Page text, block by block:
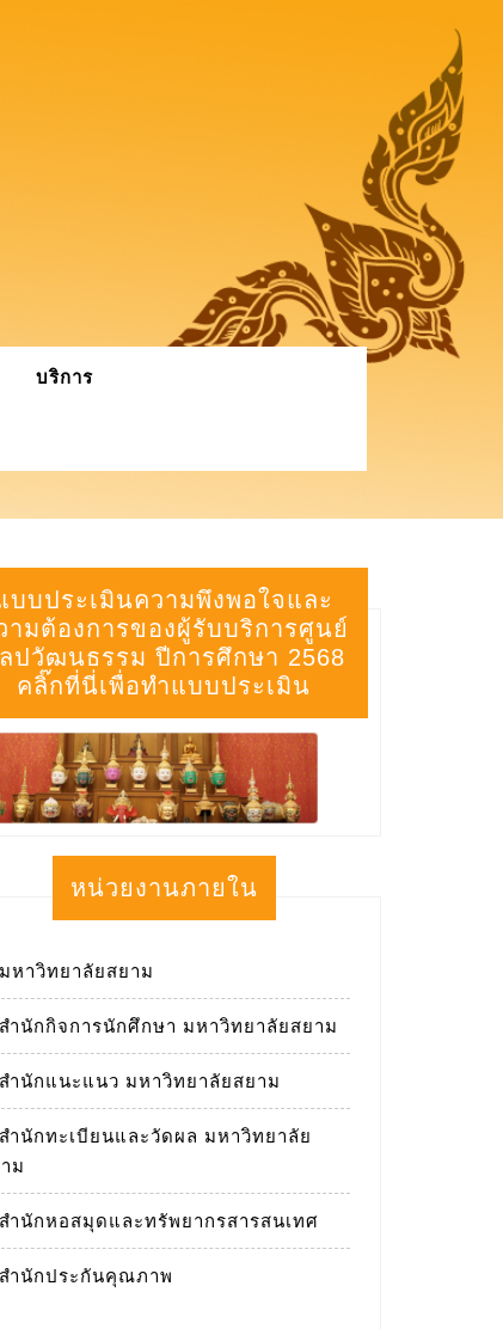
บริการ
บบประเมินความพึงพอใจและ
ามต้องการของผู้รับบริการศูนย์
ปวัฒนธรรม ปีการศึกษา 2568
คลิ๊กที่นี่เพื่อทำแบบประเมิน
หน่วยงานภายใน
มหาวิทยาลัยสยาม
สำนักกิจการนักศึกษา มหาวิทยาลัยสยาม
สำนักแนะแนว มหาวิทยาลัยสยาม
สำนักทะเบียนและวัดผล มหาวิทยาลัย
ม
สำนักหอสมุดและทรัพยากรสารสนเทศ
สำนักประกันคุณภาพ